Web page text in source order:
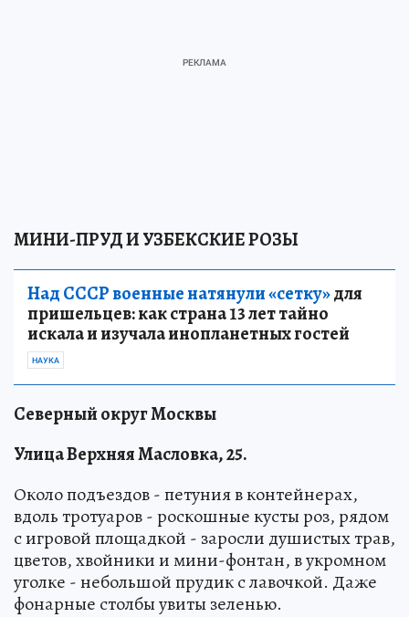
МИНИ-ПРУД И УЗБЕКСКИЕ РОЗЫ
Над СССР военные натянули «сетку»для
пришельцев: как страна 13 лет тайно
искала и изучала инопланетных гостей
НАУКА
Северный округ Москвы
Улица Верхняя Масловка, 25.
Около подъездов - петуния в контейнерах,
вдоль тротуаров - роскошные кусты роз, рядом
с игровой площадкой - заросли душистых трав,
цветов, хвойники и мини-фонтан, в укромном
уголке - небольшой прудик с лавочкой. Даже
фонарные столбы увиты зеленью.